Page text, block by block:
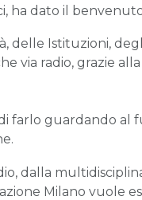
ha dato il
delle Istituzioni,
via radio, grazie
farlo guardando al
dalla
Milano vuole